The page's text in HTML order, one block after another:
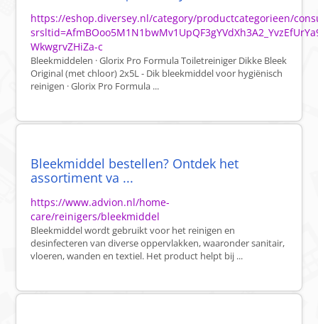
https://eshop.diversey.nl/category/productcategorieen/
WkwgrvZHiZa-c
Bleekmiddelen · Glorix Pro Formula Toiletreiniger Dikke Bleek
Original (met chloor) 2x5L - Dik bleekmiddel voor hygiënisch
reinigen · Glorix Pro Formula ...
Bleekmiddel bestellen? Ontdek het
assortiment va ...
https://www.advion.nl/home-
care/reinigers/bleekmiddel
Bleekmiddel wordt gebruikt voor het reinigen en
desinfecteren van diverse oppervlakken, waaronder sanitair,
vloeren, wanden en textiel. Het product helpt bij ...